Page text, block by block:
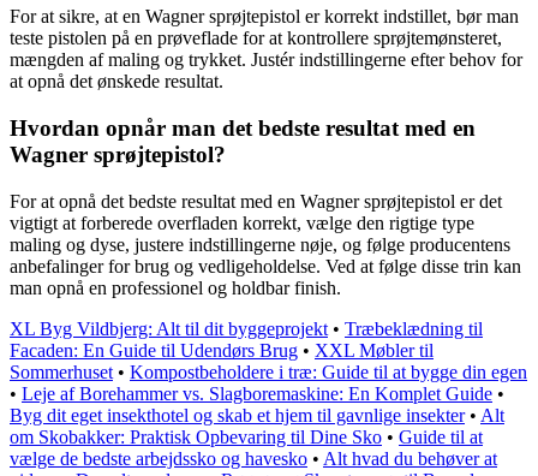
For at sikre, at en Wagner sprøjtepistol er korrekt indstillet, bør man
teste pistolen på en prøveflade for at kontrollere sprøjtemønsteret,
mængden af maling og trykket. Justér indstillingerne efter behov for
at opnå det ønskede resultat.
Hvordan opnår man det bedste resultat med en
Wagner sprøjtepistol?
For at opnå det bedste resultat med en Wagner sprøjtepistol er det
vigtigt at forberede overfladen korrekt, vælge den rigtige type
maling og dyse, justere indstillingerne nøje, og følge producentens
anbefalinger for brug og vedligeholdelse. Ved at følge disse trin kan
man opnå en professionel og holdbar finish.
XL Byg Vildbjerg: Alt til dit byggeprojekt • Træbeklædning til
Facaden: En Guide til Udendørs Brug • XXL Møbler til
Sommerhuset • Kompostbeholdere i træ: Guide til at bygge din egen
• Leje af Borehammer vs. Slagboremaskine: En Komplet Guide •
Byg dit eget insekthotel og skab et hjem til gavnlige insekter• Alt
om Skobakker: Praktisk Opbevaring til Dine Sko • Guide til at
vælge de bedste arbejdssko og havesko • Alt hvad du behøver at